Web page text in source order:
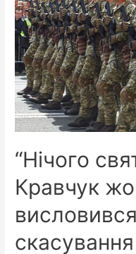
“Нічого
Кравчук